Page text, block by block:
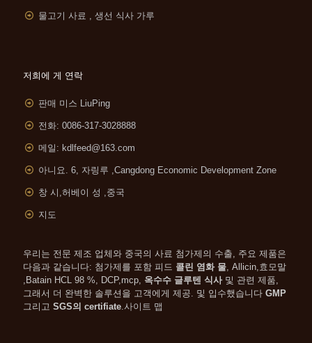
물고기 사료 , 생선 식사 가루
저희에 게 연락
판매 미스 LiuPing
전화: 0086-317-3028888
메일: kdlfeed@163.com
아니요. 6, 자링루 ,Cangdong Economic Development Zone
창 시,허베이 성 ,중국
지도
우리는 전문 제조 업체와 중국의 사료 첨가제의 수출, 주요 제품은
다음과 같습니다: 첨가제를 포함 피드 콜린 염화 물, Allicin,효모말
,Batain HCL 98 %, DCP,mcp, 옥수수 글루텐 식사및 관련 제품,
그래서 더 완벽한 솔루션을 고객에게 제공. 및 입수했습니다 GMP
그리고 SGS의 certifiate.사이트 맵